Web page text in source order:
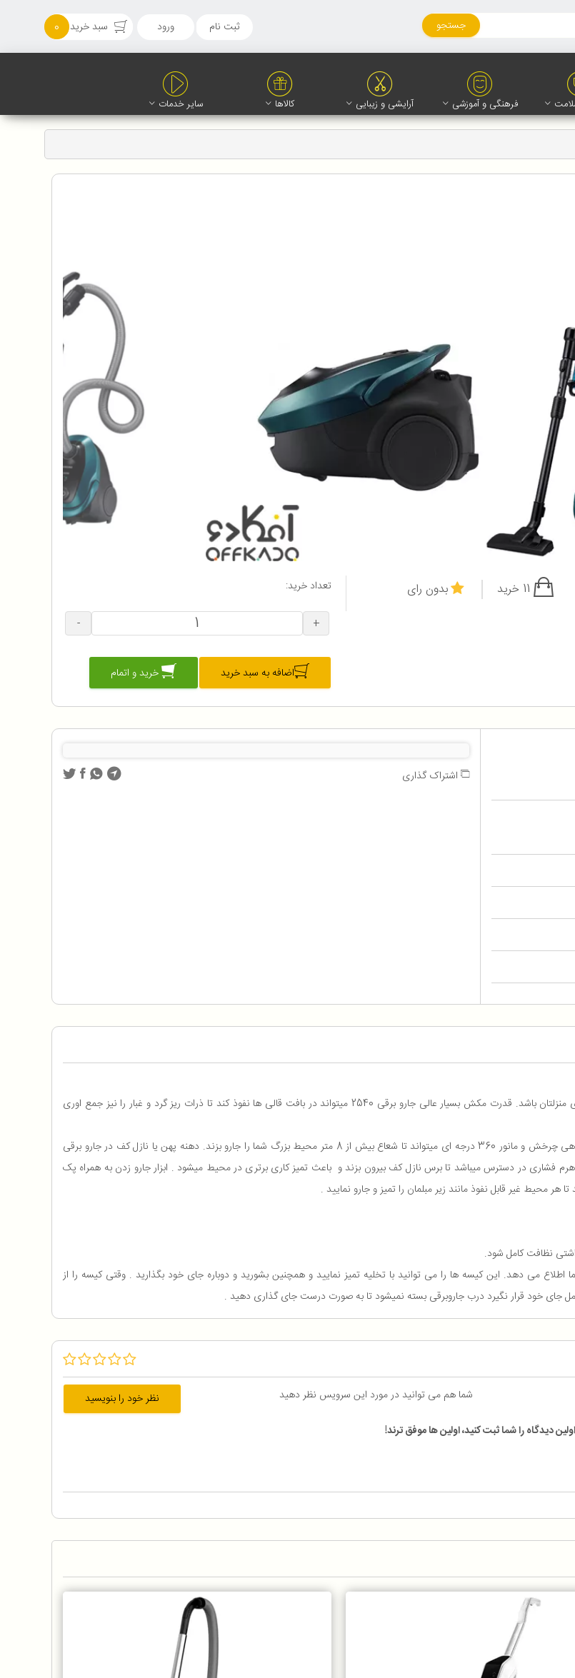
جستجو ثبت نام ورود سبد خرید 0
فرهنگی و آموزشی آرایشی و زیبایی کالاها سایر خدمات
بدون رای تعداد خرید:
+
-
اضافه به سبد خرید خرید و اتمام
اشتراک گذاری
جاروبرقی سامسونگ VC20M2540JN میتواند یکی از بهترین انتخاب های شما برای منزلتان باشد. قدرت مکش بسیار عالی جارو برقی 2540 میتواند در بافت قالی ها نفوذ کند تا ذرات ریز گرد و غبار را نیز جمع اوری
دسته تلسکوپی جاروبرقی 2540 به شما اجازه تغییر ارتفاع لوله را می دهد و با همراهی چرخش و مانور 360 درجه ای میتواند تا شعاع بیش از 8 متر محیط بزرگ شما را جارو بزند. دهنه پهن یا نازل کف در جارو برقی
فشاری در دسترس میباشد تا برس نازل کف بیرون بزند و باعث تمیز کاری برتری در محیط میشود . ابزار جارو زدن به همراه پک
هر محیط غیر قابل نفوذ مانند زیر مبلمان را تمیز و جارو نمایید .
نظافت کامل شود.
کیسه جاروبرقی به شما اطلاع می دهد. این کیسه ها را می توانید با تخلیه تمیز نمایید و همچنین بشورید و دوباره جای خود بگذارید . وقتی کیسه را از
شما هم می توانید در مورد این سرویس نظر دهید
نظر خود را بنویسید
اولین دیدگاه را شما ثبت کنید، اولین ها موفق ترند!